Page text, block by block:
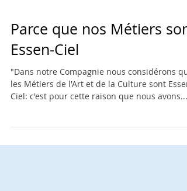
Parce que nos Métiers sont
Essen-Ciel
"Dans notre Compagnie nous considérons
Ciel: c'est pour cette raison que nous avons...